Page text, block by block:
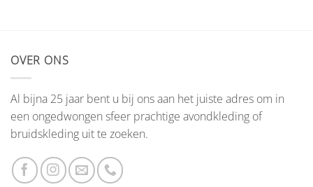
OVER ONS
Al bijna 25 jaar bent u bij ons aan het juiste adres om in
een ongedwongen sfeer prachtige avondkleding of
bruidskleding uit te zoeken.